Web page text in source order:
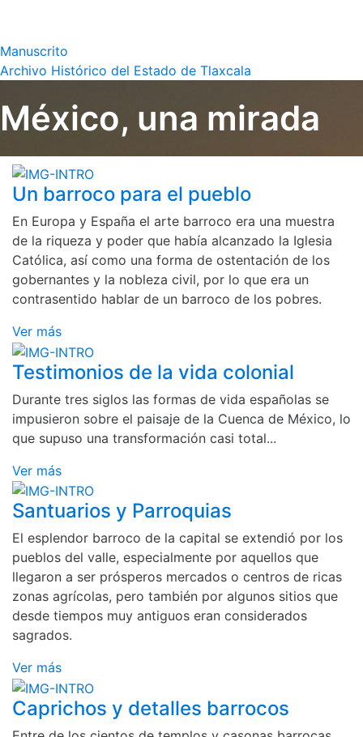
Manuscrito
Archivo Histórico del Estado de Tlaxcala
México, una mirada
Un barroco para el pueblo
En Europa y España el arte barroco era una muestra
de la riqueza y poder que había alcanzado la Iglesia
Católica, así como una forma de ostentación de los
gobernantes y la nobleza civil, por lo que era un
contrasentido hablar de un barroco de los pobres.
Ver más
Testimonios de la vida colonial
Durante tres siglos las formas de vida españolas se
impusieron sobre el paisaje de la Cuenca de México, lo
que supuso una transformación casi total...
Ver más
Santuarios y Parroquias
El esplendor barroco de la capital se extendió por los
pueblos del valle, especialmente por aquellos que
llegaron a ser prósperos mercados o centros de ricas
zonas agrícolas, pero también por algunos sitios que
desde tiempos muy antiguos eran considerados
sagrados.
Ver más
Caprichos y detalles barrocos